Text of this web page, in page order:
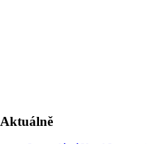
Aktuálně